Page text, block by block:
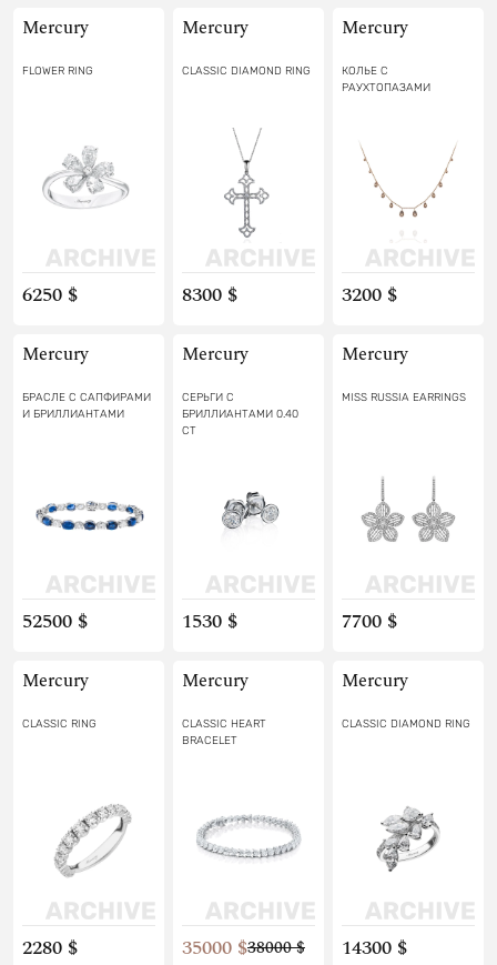
Mercury
FLOWER RING
6250 $
Mercury
CLASSIC DIAMOND RING
8300 $
Mercury
КОЛЬЕ С
РАУХТОПАЗАМИ
3200 $
Mercury
БРАСЛЕ С САПФИРАМИ
И БРИЛЛИАНТАМИ
52500 $
Mercury
СЕРЬГИ С
БРИЛЛИАНТАМИ 0.40
CT
1530 $
Mercury
MISS RUSSIA EARRINGS
7700 $
Mercury
CLASSIC RING
2280 $
Mercury
CLASSIC HEART
BRACELET
35000 $38000 $
Mercury
CLASSIC DIAMOND RING
14300 $